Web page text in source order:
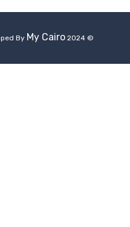
© 2024 International Air System - Designed & Developed By
My Cairo